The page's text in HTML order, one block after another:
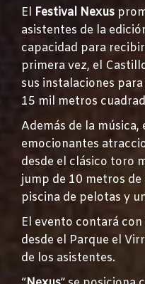
El Festival Nexus
asistentes de la
capacidad para
primera vez, el
sus instalaciones
15 mil metros
Además de la
emocionantes
desde el clásico toro
jump de 10 metros
piscina de pelotas y
El evento contará
desde el Parque el
de los asistentes.